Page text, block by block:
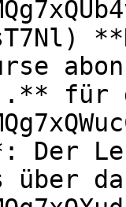
für
Der
über